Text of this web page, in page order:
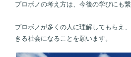
プロボノの考え方は、今後の学びにも繋
プロボノが多くの人に理解してもらえ
きる社会になることを願います。